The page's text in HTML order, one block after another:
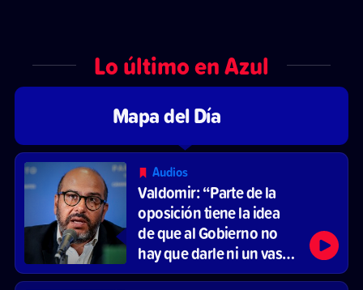
Lo último en Azul
Mapa del Día
Audios
Valdomir: “Parte de la
oposición tiene la idea
de que al Gobierno no
hay que darle ni un vaso
de agua”